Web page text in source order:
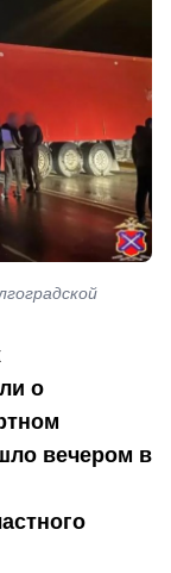
о
вечером в